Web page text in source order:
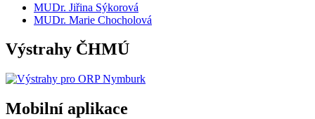
MUDr. Jiřina Sýkorová
MUDr. Marie Chocholová
Výstrahy ČHMÚ
Mobilní aplikace